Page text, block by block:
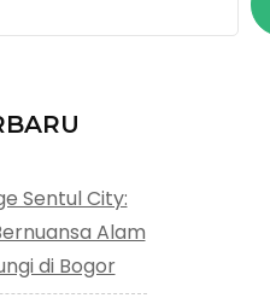
Sentul City:
Alam
di Bogor